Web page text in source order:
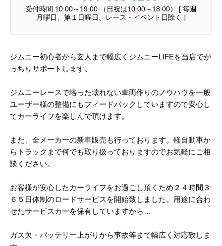
受付時間 10:00～19:00 （日祝は10:00～18:00） [ 毎週
月曜日、第１日曜日、レース・イベント日除く ]
ジムニー初心者から玄人まで幅広くジムニーLIFEを当店でが
っちりサポートします。
ジムニーレースで培った壊れない車両作りのノウハウを一般
ユーザー様の整備にもフィードバックしていますので安心し
てカーライフを楽しんで頂けます。
また、全メーカーの新車販売も行っております。軽自動車か
らトラックまで何でも取り扱っておりますのでお気軽にご相
談ください。
お客様が安心したカーライフをお過ごし頂くため２４時間３
６５日体制のロードサービスを開始致しました。用途に合わ
せたサービスカーを保有していますから…
ガス欠・バッテリー上がりから事故等まで幅広く対応致しま